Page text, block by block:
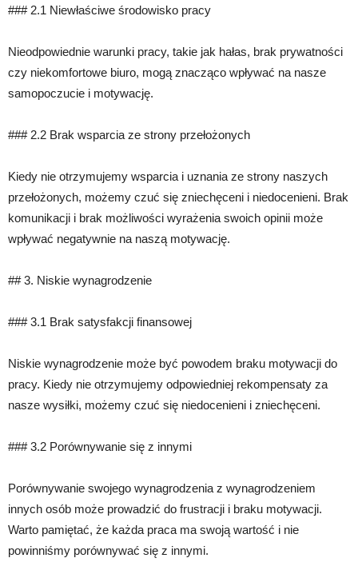
### 2.1 Niewłaściwe środowisko pracy
Nieodpowiednie warunki pracy, takie jak hałas, brak prywatności
czy niekomfortowe biuro, mogą znacząco wpływać na nasze
samopoczucie i motywację.
### 2.2 Brak wsparcia ze strony przełożonych
Kiedy nie otrzymujemy wsparcia i uznania ze strony naszych
przełożonych, możemy czuć się zniechęceni i niedocenieni. Brak
komunikacji i brak możliwości wyrażenia swoich opinii może
wpływać negatywnie na naszą motywację.
## 3. Niskie wynagrodzenie
### 3.1 Brak satysfakcji finansowej
Niskie wynagrodzenie może być powodem braku motywacji do
pracy. Kiedy nie otrzymujemy odpowiedniej rekompensaty za
nasze wysiłki, możemy czuć się niedocenieni i zniechęceni.
### 3.2 Porównywanie się z innymi
Porównywanie swojego wynagrodzenia z wynagrodzeniem
innych osób może prowadzić do frustracji i braku motywacji.
Warto pamiętać, że każda praca ma swoją wartość i nie
powinniśmy porównywać się z innymi.